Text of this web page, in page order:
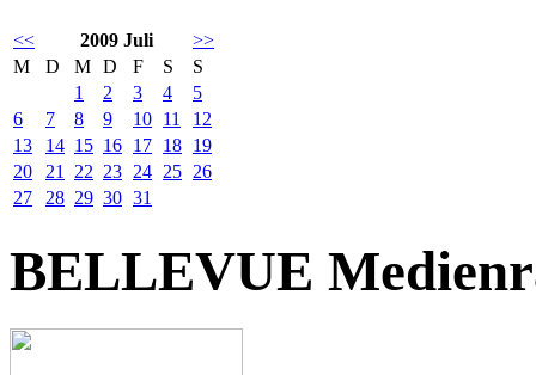
<< 2009 Juli
>>
M
D M D F S
S
1
2 3 4
5
6
7 8 9 10 11
12
13
14 15 16 17 18 19
20
21 22 23 24 25 26
27
28 29 30 31
BELLEVUE